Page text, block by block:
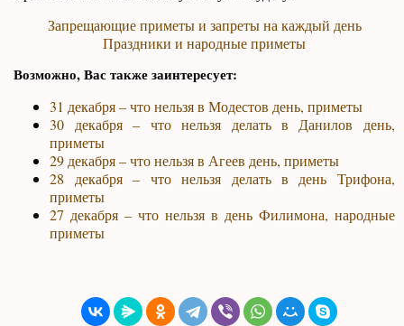
Запрещающие приметы и запреты на каждый день
Праздники и народные приметы
Возможно, Вас также заинтересует:
31 декабря – что нельзя в Модестов день, приметы
30 декабря – что нельзя делать в Данилов день,
приметы
29 декабря – что нельзя в Агеев день, приметы
28 декабря – что нельзя делать в день Трифона,
приметы
27 декабря – что нельзя в день Филимона, народные
приметы